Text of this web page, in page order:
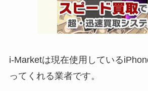
i-Marketは現在使用している
ってくれる業者です。